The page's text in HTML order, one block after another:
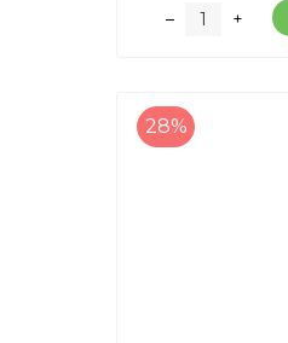
– +
28%